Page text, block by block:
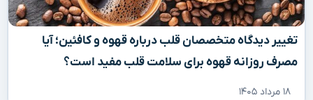
تغییر دیدگاه متخصصان قلب درباره قهوه و کافئین؛ آیا
مصرف روزانه قهوه برای سلامت قلب مفید است؟
۱۸ مرداد ۱۴۰۵